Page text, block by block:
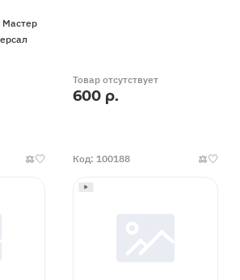
Мастер
Товар отсутствует
600 р.
Код: 100188